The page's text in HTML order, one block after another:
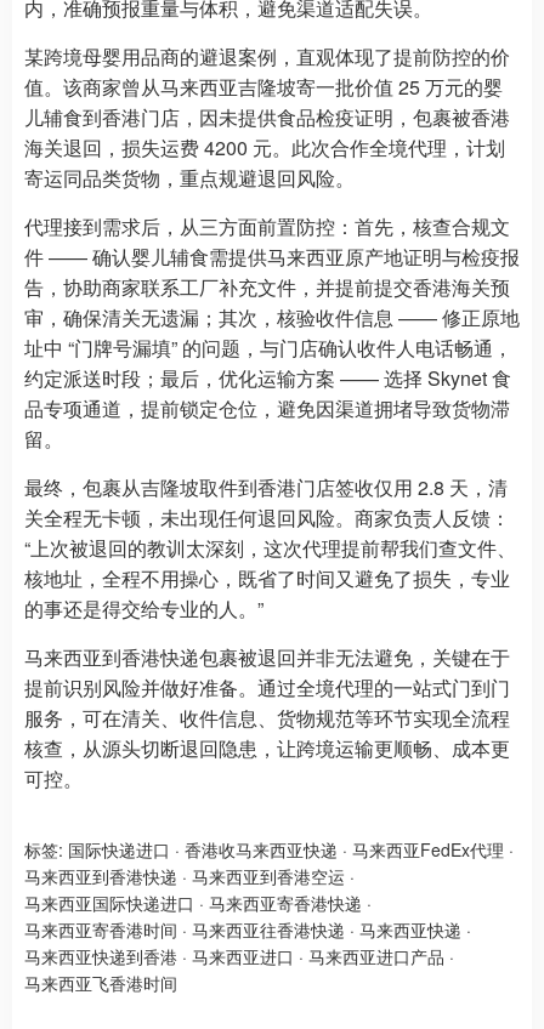
内，准确预报重量与体积，避免渠道适配失误。
某跨境母婴用品商的避退案例，直观体现了提前防控的价
值。该商家曾从马来西亚吉隆坡寄一批价值 25 万元的婴
儿辅食到香港门店，因未提供食品检疫证明，包裹被香港
海关退回，损失运费 4200 元。此次合作全境代理，计划
寄运同品类货物，重点规避退回风险。
代理接到需求后，从三方面前置防控：首先，核查合规文
件 —— 确认婴儿辅食需提供马来西亚原产地证明与检疫报
告，协助商家联系工厂补充文件，并提前提交香港海关预
审，确保清关无遗漏；其次，核验收件信息 —— 修正原地
址中 “门牌号漏填” 的问题，与门店确认收件人电话畅通，
约定派送时段；最后，优化运输方案 —— 选择 Skynet 食
品专项通道，提前锁定仓位，避免因渠道拥堵导致货物滞
留。
最终，包裹从吉隆坡取件到香港门店签收仅用 2.8 天，清
关全程无卡顿，未出现任何退回风险。商家负责人反馈：
“上次被退回的教训太深刻，这次代理提前帮我们查文件、
核地址，全程不用操心，既省了时间又避免了损失，专业
的事还是得交给专业的人。”
马来西亚到香港快递包裹被退回并非无法避免，关键在于
提前识别风险并做好准备。通过全境代理的一站式门到门
服务，可在清关、收件信息、货物规范等环节实现全流程
核查，从源头切断退回隐患，让跨境运输更顺畅、成本更
可控。
标签: 国际快递进口 · 香港收马来西亚快递 · 马来西亚FedEx代理 ·
马来西亚到香港快递 · 马来西亚到香港空运 ·
马来西亚国际快递进口 · 马来西亚寄香港快递 ·
马来西亚寄香港时间 · 马来西亚往香港快递 · 马来西亚快递 ·
马来西亚快递到香港 · 马来西亚进口 · 马来西亚进口产品 ·
马来西亚飞香港时间